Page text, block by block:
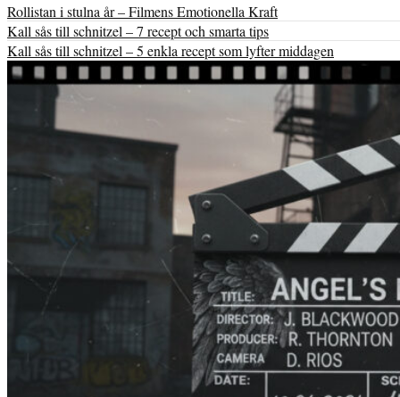
Rollistan i stulna år – Filmens Emotionella Kraft
Kall sås till schnitzel – 7 recept och smarta tips
Kall sås till schnitzel – 5 enkla recept som lyfter middagen